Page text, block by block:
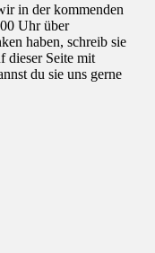
in der kommenden
Uhr über
haben, schreib sie
dieser Seite mit
du sie uns gerne